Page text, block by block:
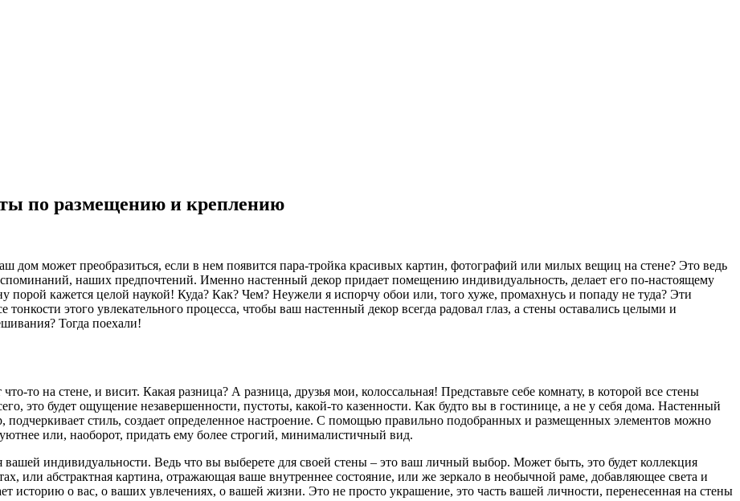
по размещению и креплению
дом может преобразиться, если в нем появится пара-тройка красивых картин, фотографий или милых вещиц на стене? Это ведь
наших предпочтений. Именно настенный декор придает помещению индивидуальность, делает его по-настоящему
порой кажется целой наукой! Куда? Как? Чем? Неужели я испорчу обои или, того хуже, промахнусь и попаду не туда? Эти
этого увлекательного процесса, чтобы ваш настенный декор всегда радовал глаз, а стены оставались целыми и
Тогда поехали!
то на стене, и висит. Какая разница? А разница, друзья мои, колоссальная! Представьте себе комнату, в которой все стены
это будет ощущение незавершенности, пустоты, какой-то казенности. Как будто вы в гостинице, а не у себя дома. Настенный
подчеркивает стиль, создает определенное настроение. С помощью правильно подобранных и размещенных элементов можно
или, наоборот, придать ему более строгий, минималистичный вид.
индивидуальности. Ведь что вы выберете для своей стены – это ваш личный выбор. Может быть, это будет коллекция
или абстрактная картина, отражающая ваше внутреннее состояние, или же зеркало в необычной раме, добавляющее света и
историю о вас, о ваших увлечениях, о вашей жизни. Это не просто украшение, это часть вашей личности, перенесенная на стены